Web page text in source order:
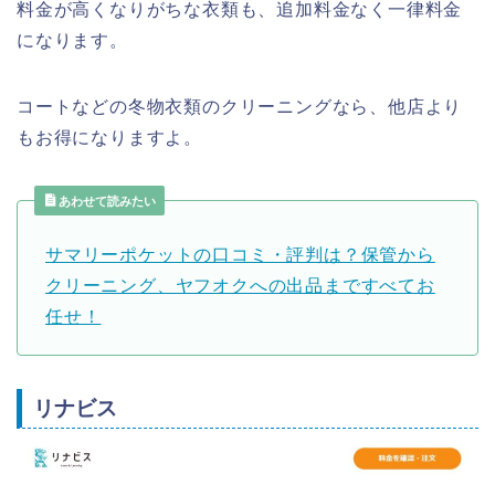
料金が高くなりがちな衣類も、追加料金なく一律料金
になります。
コートなどの冬物衣類のクリーニングなら、他店より
もお得になりますよ。
あわせて読みたい
サマリーポケットの口コミ・評判は？保管から
クリーニング、ヤフオクへの出品まですべてお
任せ！
リナビス